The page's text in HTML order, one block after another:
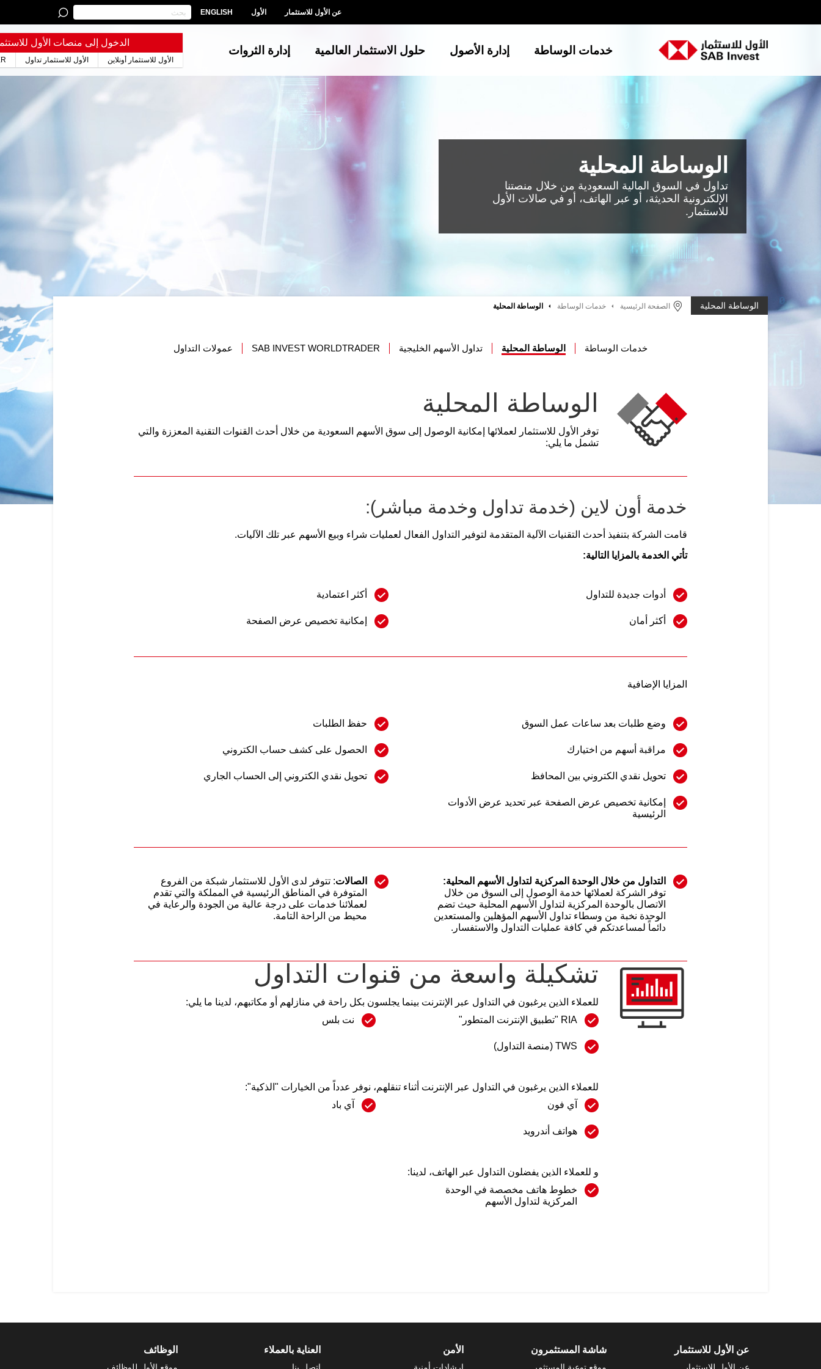
عن الأول للاستثمار الأول ENGLISH
خدمات الوساطة إدارة الأصول حلول الاستثمار العالمية إدارة الثروات
الدخول إلى منصات الأول
الأول للاستثمار أونلاين الأول للاستثمار تداول
الوساطة المحلية
تداول في السوق المالية السعودية من خلال منصتنا
الإلكترونية الحديثة، أو عبر الهاتف، أو في صالات الأول
للاستثمار.
الوساطة المحلية الصفحة الرئيسية خدمات الوساطة الوساطة المحلية
خدمات الوساطة الوساطة المحلية تداول الأسهم الخليجية SAB INVEST WORLDTRADER عمولات التداول
الوساطة المحلية
توفر الأول للاستثمار لعملائها إمكانية الوصول إلى سوق الأسهم السعودية من خلال أحدث القنوات التقنية المعززة والتي
تشمل ما يلي:
خدمة أون لاين (خدمة تداول وخدمة مباشر):
قامت الشركة بتنفيذ أحدث التقنيات الآلية المتقدمة لتوفير التداول الفعال لعمليات شراء وبيع الأسهم عبر تلك الآليات.
تأتي الخدمة بالمزايا التالية:
أدوات جديدة للتداول أكثر اعتمادية
أكثر أمان إمكانية تخصيص عرض الصفحة
المزايا الإضافية
وضع طلبات بعد ساعات عمل السوق حفظ الطلبات
مراقبة أسهم من اختيارك الحصول على كشف حساب الكتروني
تحويل نقدي الكتروني بين المحافظ تحويل نقدي الكتروني إلى الحساب الجاري
إمكانية تخصيص عرض الصفحة عبر تحديد عرض الأدوات
الرئيسية
التداول من خلال الوحدة المركزية لتداول الأسهم المحلية:
توفر الشركة لعملائها خدمة الوصول إلى السوق من خلال
الاتصال بالوحدة المركزية لتداول الأسهم المحلية حيث تضم
الوحدة نخبة من وسطاء تداول الأسهم المؤهلين والمستعدين
دائماً لمساعدتكم في كافة عمليات التداول والاستفسار.
الصالات: تتوفر لدى الأول للاستثمار شبكة من الفروع
المتوفرة في المناطق الرئيسية في المملكة والتي تقدم
لعملائنا خدمات على درجة عالية من الجودة والرعاية في
محيط من الراحة التامة.
تشكيلة واسعة من قنوات التداول
للعملاء الذين يرغبون في التداول عبر الإنترنت بينما يجلسون بكل راحة في منازلهم أو مكاتبهم، لدينا ما يلي:
RIA "تطبيق الإنترنت المتطور"
نت بلس
TWS (منصة التداول)
للعملاء الذين يرغبون في التداول عبر الإنترنت أثناء تنقلهم، نوفر عدداً من الخيارات "الذكية":
آي فون
آي باد
هواتف أندرويد
و للعملاء الذين يفضلون التداول عبر الهاتف، لدينا:
خطوط هاتف مخصصة في الوحدة
المركزية لتداول الأسهم
عن الأول للاستثمار
عن الأول للاستثمار
شاشة المستثمرون
موقع توعية المستثمر
الأمن
ارشادات أمنية
العناية بالعملاء
اتصل بنا
الوظائف
موقع الأول للوظائف